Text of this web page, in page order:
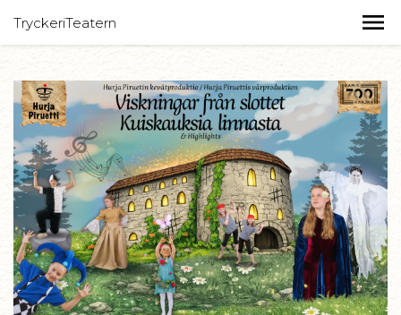
TryckeriTeatern